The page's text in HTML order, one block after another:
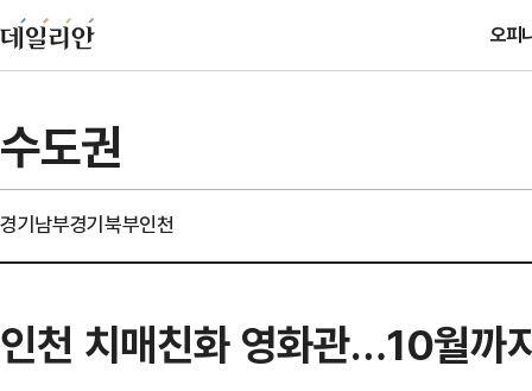
오피
수도권
경기남부경기북부인천
인천 치매친화 영화관…10월까